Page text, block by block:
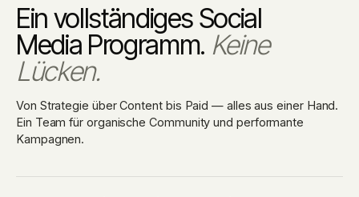
Ein vollständiges Social
Media Programm. Keine
Lücken.
Von Strategie über Content bis Paid — alles aus einer Hand.
Ein Team für organische Community und performante
Kampagnen.